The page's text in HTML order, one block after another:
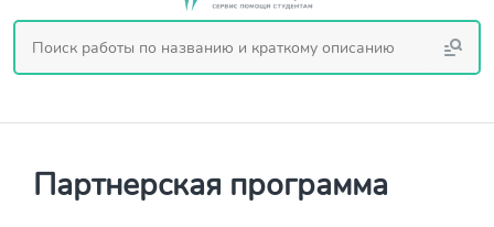
Партнерская программа